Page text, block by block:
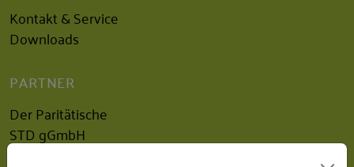
Kontakt & Service
Downloads
PARTNER
Der Paritätische
STD gGmbH